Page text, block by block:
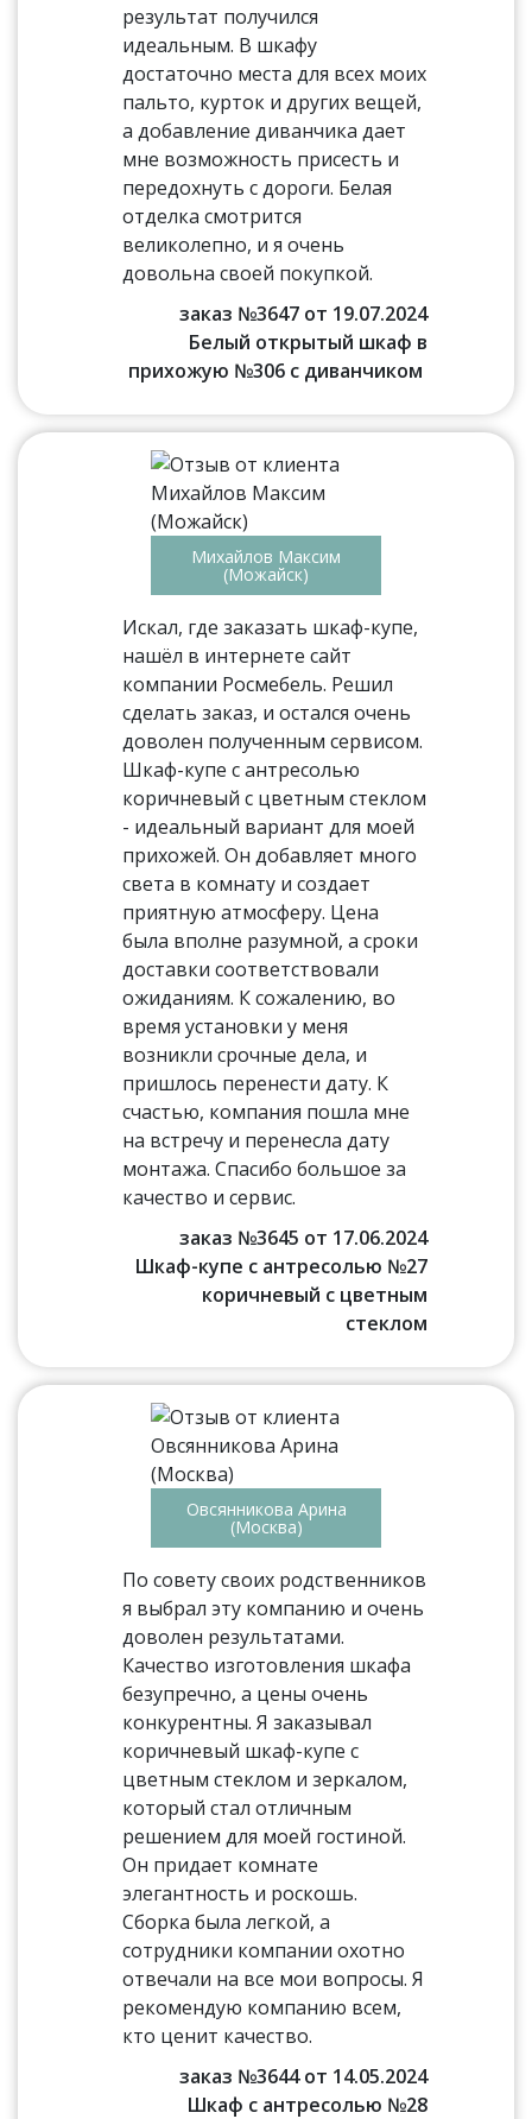
результат получился
идеальным. В шкафу
достаточно места для всех моих
пальто, курток и других вещей,
а добавление диванчика дает
мне возможность присесть и
передохнуть с дороги. Белая
отделка смотрится
великолепно, и я очень
довольна своей покупкой.
заказ №3647 от 19.07.2024
Белый открытый шкаф в
прихожую №306 с диванчиком
Михайлов Максим
(Можайск)
Искал, где заказать шкаф-купе,
нашёл в интернете сайт
компании Росмебель. Решил
сделать заказ, и остался очень
доволен полученным сервисом.
Шкаф-купе с антресолью
коричневый с цветным стеклом
- идеальный вариант для моей
прихожей. Он добавляет много
света в комнату и создает
приятную атмосферу. Цена
была вполне разумной, а сроки
доставки соответствовали
ожиданиям. К сожалению, во
время установки у меня
возникли срочные дела, и
пришлось перенести дату. К
счастью, компания пошла мне
на встречу и перенесла дату
монтажа. Спасибо большое за
качество и сервис.
заказ №3645 от 17.06.2024
Шкаф-купе с антресолью №27
коричневый с цветным
стеклом
Овсянникова Арина
(Москва)
По совету своих родственников
я выбрал эту компанию и очень
доволен результатами.
Качество изготовления шкафа
безупречно, а цены очень
конкурентны. Я заказывал
коричневый шкаф-купе с
цветным стеклом и зеркалом,
который стал отличным
решением для моей гостиной.
Он придает комнате
элегантность и роскошь.
Сборка была легкой, а
сотрудники компании охотно
отвечали на все мои вопросы. Я
рекомендую компанию всем,
кто ценит качество.
заказ №3644 от 14.05.2024
Шкаф с антресолью №28